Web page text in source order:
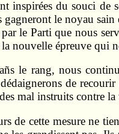
inspirées du souci de
gagneront le noyau
le Parti que nous
nouvelle épreuve qui
le rang, nous
de
mal instruits contre
de cette mesure ne